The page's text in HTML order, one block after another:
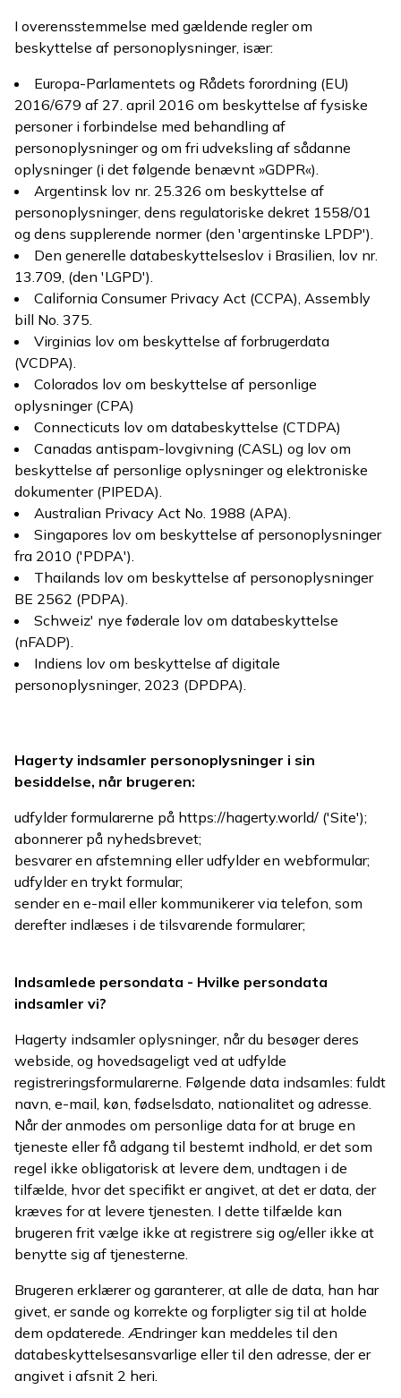
I overensstemmelse med gældende regler om
beskyttelse af personoplysninger, især:
Europa-Parlamentets og Rådets forordning (EU)
2016/679 af 27. april 2016 om beskyttelse af fysiske
personer i forbindelse med behandling af
personoplysninger og om fri udveksling af sådanne
oplysninger (i det følgende benævnt »GDPR«).
Argentinsk lov nr. 25.326 om beskyttelse af
personoplysninger, dens regulatoriske dekret 1558/01
og dens supplerende normer (den 'argentinske LPDP').
Den generelle databeskyttelseslov i Brasilien, lov nr.
13.709, (den 'LGPD').
California Consumer Privacy Act (CCPA), Assembly
bill No. 375.
Virginias lov om beskyttelse af forbrugerdata
(VCDPA).
Colorados lov om beskyttelse af personlige
oplysninger (CPA)
Connecticuts lov om databeskyttelse (CTDPA)
Canadas antispam-lovgivning (CASL) og lov om
beskyttelse af personlige oplysninger og elektroniske
dokumenter (PIPEDA).
Australian Privacy Act No. 1988 (APA).
Singapores lov om beskyttelse af personoplysninger
fra 2010 ('PDPA').
Thailands lov om beskyttelse af personoplysninger
BE 2562 (PDPA).
Schweiz' nye føderale lov om databeskyttelse
(nFADP).
Indiens lov om beskyttelse af digitale
personoplysninger, 2023 (DPDPA).
Hagerty indsamler personoplysninger i sin
besiddelse, når brugeren:
udfylder formularerne på https://hagerty.world/ ('Site');
abonnerer på nyhedsbrevet;
besvarer en afstemning eller udfylder en webformular;
udfylder en trykt formular;
sender en e-mail eller kommunikerer via telefon, som
derefter indlæses i de tilsvarende formularer;
Indsamlede persondata - Hvilke persondata
indsamler vi?
Hagerty indsamler oplysninger, når du besøger deres
webside, og hovedsageligt ved at udfylde
registreringsformularerne. Følgende data indsamles: fuldt
navn, e-mail, køn, fødselsdato, nationalitet og adresse.
Når der anmodes om personlige data for at bruge en
tjeneste eller få adgang til bestemt indhold, er det som
regel ikke obligatorisk at levere dem, undtagen i de
tilfælde, hvor det specifikt er angivet, at det er data, der
kræves for at levere tjenesten. I dette tilfælde kan
brugeren frit vælge ikke at registrere sig og/eller ikke at
benytte sig af tjenesterne.
Brugeren erklærer og garanterer, at alle de data, han har
givet, er sande og korrekte og forpligter sig til at holde
dem opdaterede. Ændringer kan meddeles til den
databeskyttelsesansvarlige eller til den adresse, der er
angivet i afsnit 2 heri.